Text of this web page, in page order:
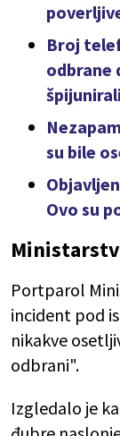
Broj
odbrane
su bile
Ovo su
Portparol
incident pod
nikakve
odbrani".
Izgledalo je